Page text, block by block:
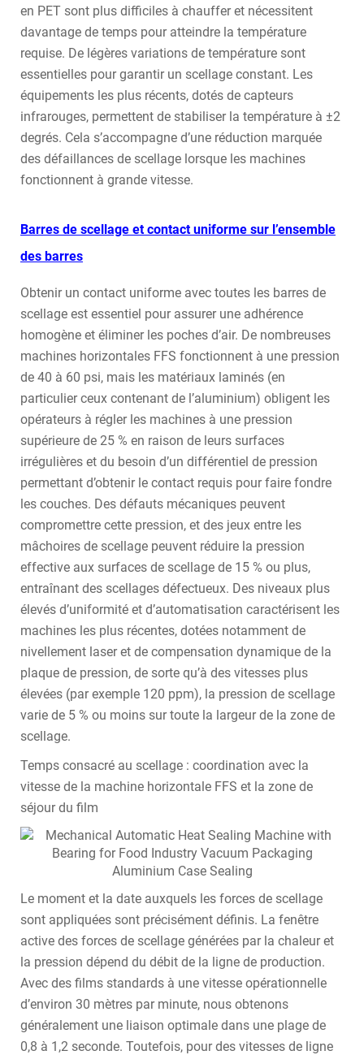
en PET sont plus difficiles à chauffer et nécessitent
davantage de temps pour atteindre la température
requise. De légères variations de température sont
essentielles pour garantir un scellage constant. Les
équipements les plus récents, dotés de capteurs
infrarouges, permettent de stabiliser la température à ±2
degrés. Cela s’accompagne d’une réduction marquée
des défaillances de scellage lorsque les machines
fonctionnent à grande vitesse.
Barres de scellage et contact uniforme sur l’ensemble
des barres
Obtenir un contact uniforme avec toutes les barres de
scellage est essentiel pour assurer une adhérence
homogène et éliminer les poches d’air. De nombreuses
machines horizontales FFS fonctionnent à une pression
de 40 à 60 psi, mais les matériaux laminés (en
particulier ceux contenant de l’aluminium) obligent les
opérateurs à régler les machines à une pression
supérieure de 25 % en raison de leurs surfaces
irrégulières et du besoin d’un différentiel de pression
permettant d’obtenir le contact requis pour faire fondre
les couches. Des défauts mécaniques peuvent
compromettre cette pression, et des jeux entre les
mâchoires de scellage peuvent réduire la pression
effective aux surfaces de scellage de 15 % ou plus,
entraînant des scellages défectueux. Des niveaux plus
élevés d’uniformité et d’automatisation caractérisent les
machines les plus récentes, dotées notamment de
nivellement laser et de compensation dynamique de la
plaque de pression, de sorte qu’à des vitesses plus
élevées (par exemple 120 ppm), la pression de scellage
varie de 5 % ou moins sur toute la largeur de la zone de
scellage.
Temps consacré au scellage : coordination avec la
vitesse de la machine horizontale FFS et la zone de
séjour du film
Le moment et la date auxquels les forces de scellage
sont appliquées sont précisément définis. La fenêtre
active des forces de scellage générées par la chaleur et
la pression dépend du débit de la ligne de production.
Avec des films standards à une vitesse opérationnelle
d’environ 30 mètres par minute, nous obtenons
généralement une liaison optimale dans une plage de
0,8 à 1,2 seconde. Toutefois, pour des vitesses de ligne